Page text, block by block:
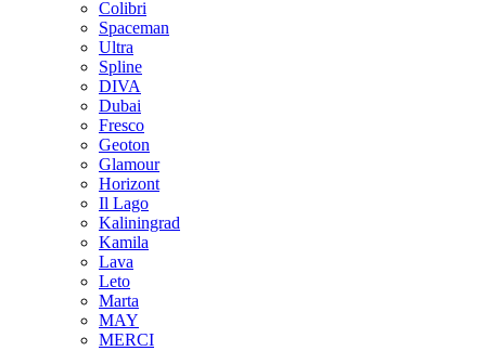
Colibri
Spaceman
Ultra
Spline
DIVA
Dubai
Fresco
Geoton
Glamour
Horizont
Il Lago
Kaliningrad
Kamila
Lava
Leto
Marta
MAY
MERCI